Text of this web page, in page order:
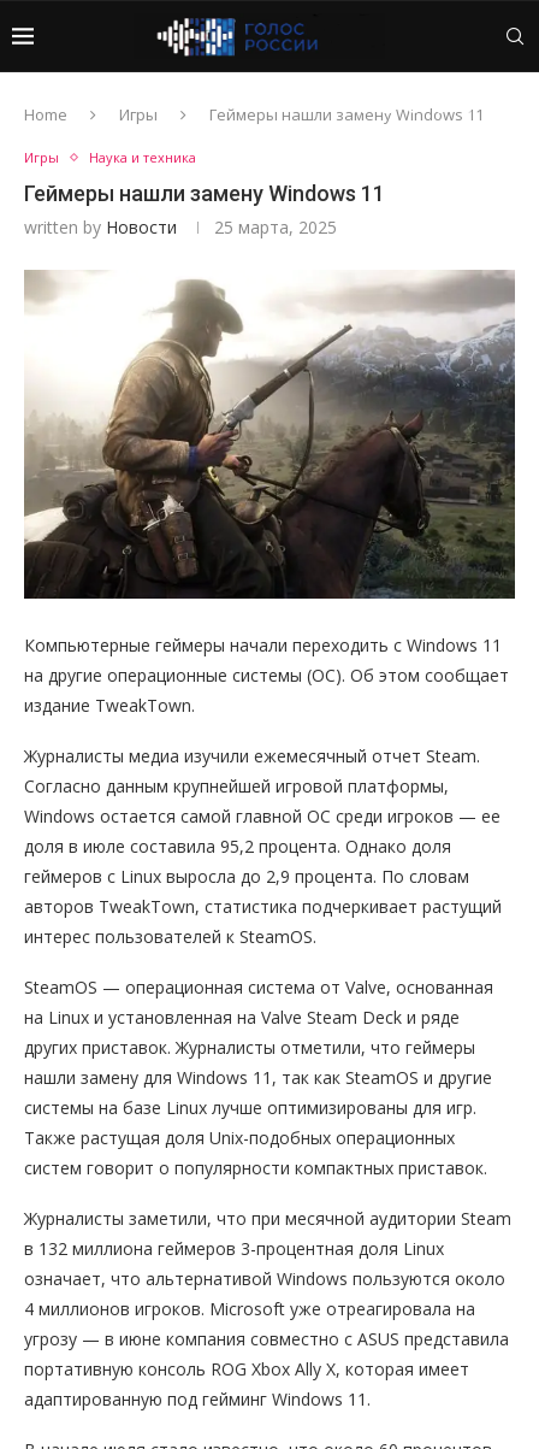
Home Игры Геймеры нашли замену Windows 11
Игры Наука и техника
Геймеры нашли замену Windows 11
written by Новости 25 марта, 2025
Компьютерные геймеры начали переходить с Windows 11
на другие операционные системы (ОС). Об этом сообщает
издание TweakTown.
Журналисты медиа изучили ежемесячный отчет Steam.
Согласно данным крупнейшей игровой платформы,
Windows остается самой главной ОС среди игроков — ее
доля в июле составила 95,2 процента. Однако доля
геймеров с Linux выросла до 2,9 процента. По словам
авторов TweakTown, статистика подчеркивает растущий
интерес пользователей к SteamOS.
SteamOS — операционная система от Valve, основанная
на Linux и установленная на Valve Steam Deck и ряде
других приставок. Журналисты отметили, что геймеры
нашли замену для Windows 11, так как SteamOS и другие
системы на базе Linux лучше оптимизированы для игр.
Также растущая доля Unix-подобных операционных
систем говорит о популярности компактных приставок.
Журналисты заметили, что при месячной аудитории Steam
в 132 миллиона геймеров 3-процентная доля Linux
означает, что альтернативой Windows пользуются около
4 миллионов игроков. Microsoft уже отреагировала на
угрозу — в июне компания совместно с ASUS представила
портативную консоль ROG Xbox Ally X, которая имеет
адаптированную под гейминг Windows 11.